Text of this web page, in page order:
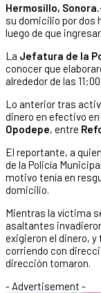
Hermosillo,
su domicilio por dos
luego de que
La Jefatura de la
conocer que
alrededor de las
Lo anterior tras
dinero en efectivo
Opodepe, entre
El reportante, a
de la Policía
motivo tenía en
domicilio.
Mientras la víctima
asaltantes
exigieron el dinero,
corriendo con
dirección tomaron.
- Advertisement -